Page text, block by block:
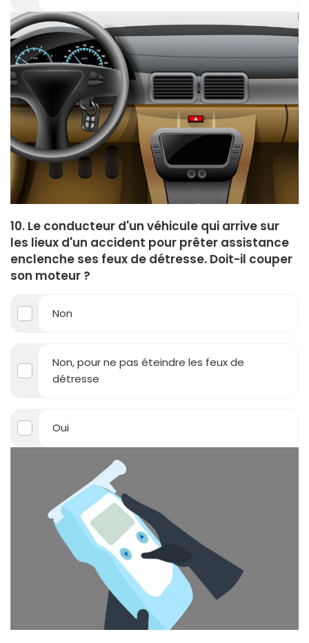
10. Le conducteur d'un véhicule qui arrive sur
les lieux d'un accident pour prêter assistance
enclenche ses feux de détresse. Doit-il couper
son moteur ?
Non
Non, pour ne pas éteindre les feux de
détresse
Oui